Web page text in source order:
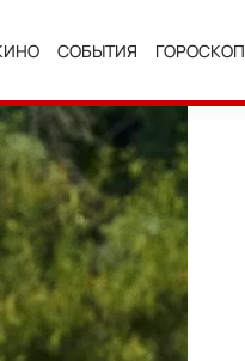
СОБЫТИЯ ГОРОСКОП